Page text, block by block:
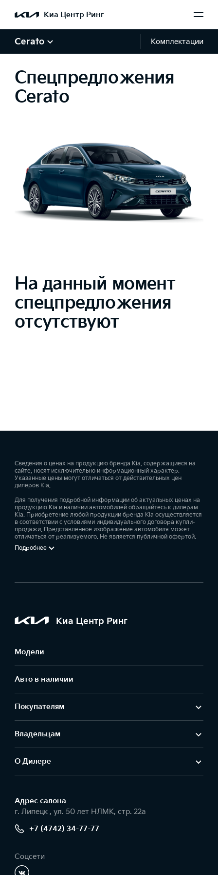
Киа Центр Ринг
Cerato Комплектации
Спецпредложения
Cerato
На данный момент
спецпредложения
отсутствуют
Сведения о ценах на продукцию бренда Kia, содержащиеся на
сайте, носят исключительно информационный характер.
Указанные цены могут отличаться от действительных цен
дилеров Kia.
Для получения подробной информации об актуальных ценах на
продукцию Kia и наличии автомобилей обращайтесь к дилерам
Kia. Приобретение любой продукции бренда Kia осуществляется
в соответствии с условиями индивидуального договора купли-
продажи. Представленное изображение автомобиля может
отличаться от реализуемого. Не является публичной офертой.
Подробнее
Киа Центр Ринг
Модели
Авто в наличии
Покупателям
Владельцам
О Дилере
Адрес салонa
г. Липецк , ул. 50 лет НЛМК, стр. 22а
+7 (4742) 34-77-77
Соцсети